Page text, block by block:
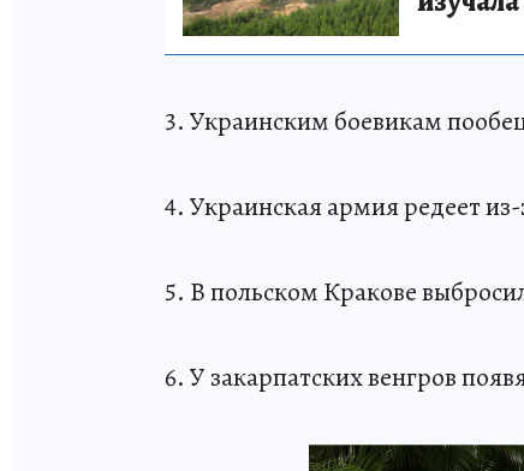
3. Украинским боевикам
4. Украинская армия редеет
5. В польском Кракове
6. У закарпатских венгров